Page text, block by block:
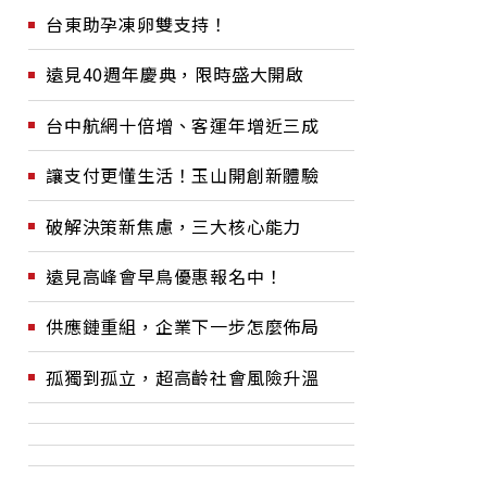
台東助孕凍卵雙支持！
遠見40週年慶典，限時盛大開啟
台中航網十倍增、客運年增近三成
讓支付更懂生活！玉山開創新體驗
破解決策新焦慮，三大核心能力
遠見高峰會早鳥優惠報名中！
供應鏈重組，企業下一步怎麼佈局
孤獨到孤立，超高齡社會風險升溫